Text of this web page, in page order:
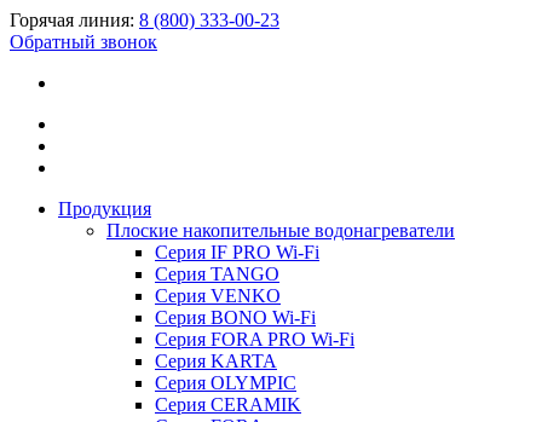
Горячая линия: 8 (800) 333-00-23
Обратный звонок
Продукция
Плоские накопительные водонагреватели
Серия IF PRO Wi-Fi
Серия TANGO
Серия VENKO
Серия BONO Wi-Fi
Серия FORA PRO Wi-Fi
Серия KARTA
Серия OLYMPIC
Серия CERAMIK